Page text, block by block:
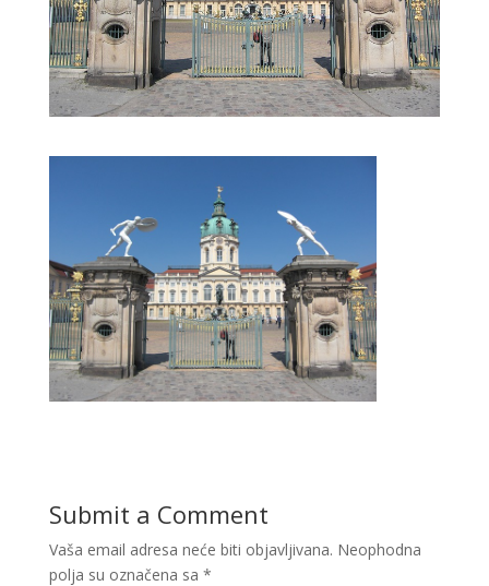
Submit a Comment
Vaša email adresa neće biti objavljivana. Neophodna
polja su označena sa *